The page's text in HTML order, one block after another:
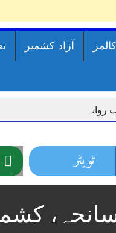
کالمز آزاد کشمیر
ہونے کا حکم
ٹویٹر
پل سانحہ،